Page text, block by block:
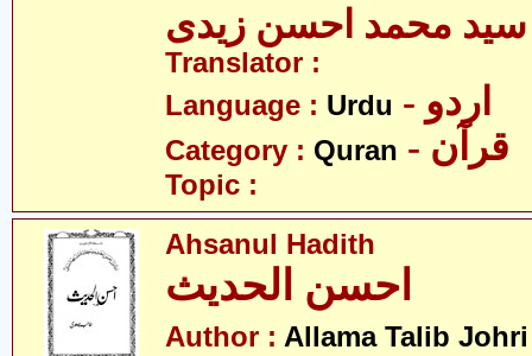
سید محمد احسن زیدی
Translator :
Language : Urdu - اردو
Category : Quran - قرآن
Topic :
Ahsanul Hadith
احسن الحدیث
Author : Allama Talib Johri